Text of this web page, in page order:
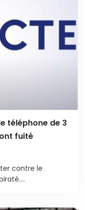
téléphone de 3
fuité
contre le